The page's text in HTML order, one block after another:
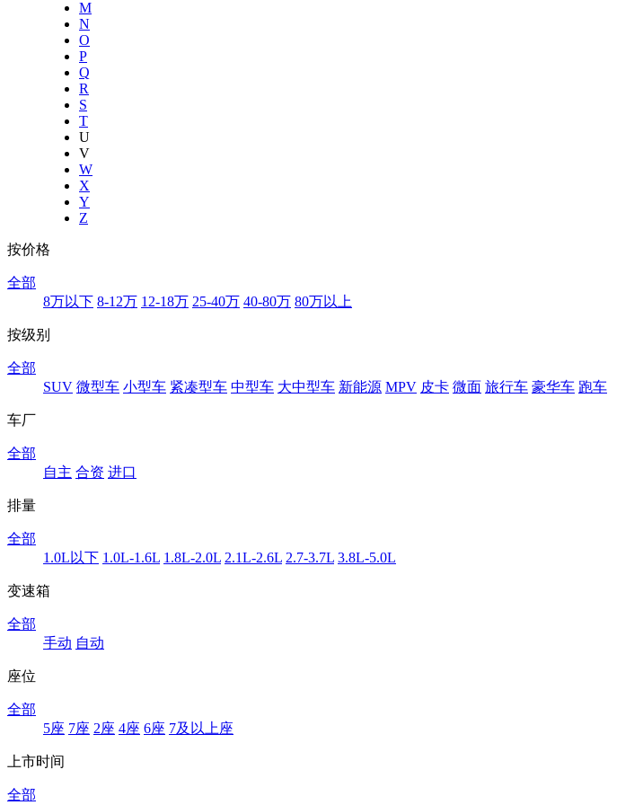
M
N
O
P
Q
R
S
T
U
V
W
X
Y
Z
按价格
全部
8万以下 8-12万 12-18万 25-40万 40-80万 80万以上
按级别
全部
SUV 微型车 小型车 紧凑型车 中型车 大中型车 新能源 MPV 皮卡 微面 旅行车 豪华车 跑车
车厂
全部
自主 合资 进口
排量
全部
1.0L以下 1.0L-1.6L 1.8L-2.0L 2.1L-2.6L 2.7-3.7L 3.8L-5.0L
变速箱
全部
手动 自动
座位
全部
5座 7座 2座 4座 6座 7及以上座
上市时间
全部